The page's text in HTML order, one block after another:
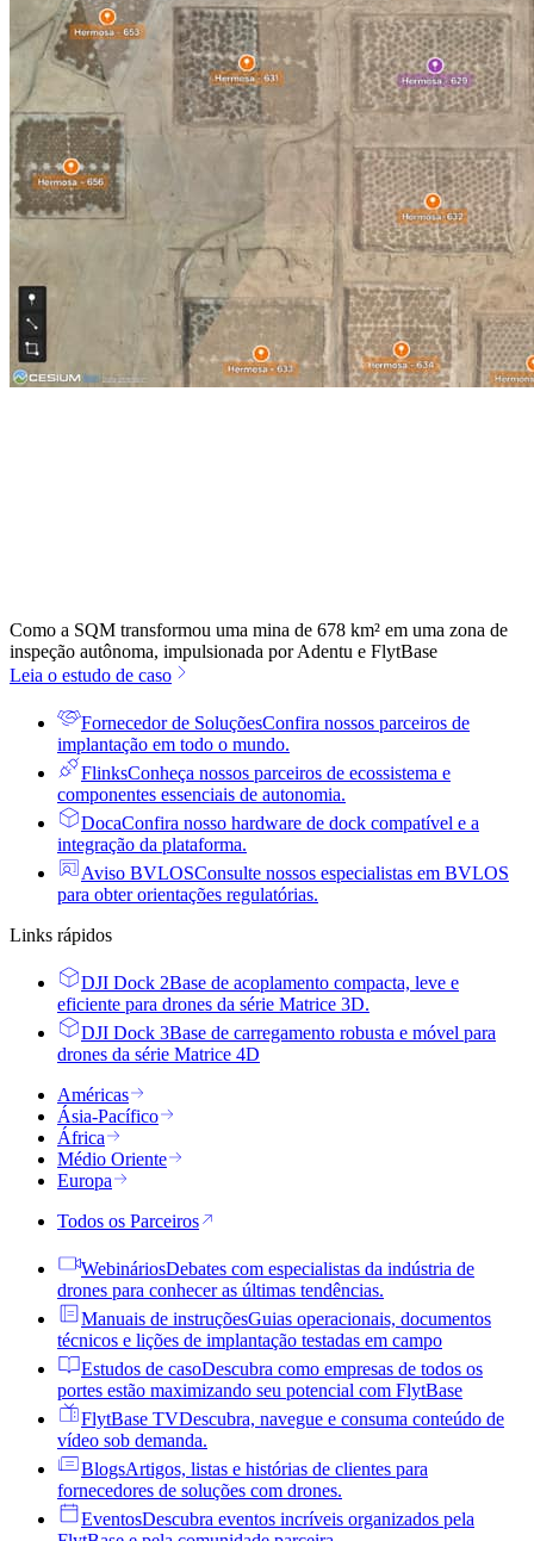
Como a SQM transformou uma mina de 678 km² em uma zona de
inspeção autônoma, impulsionada por Adentu e FlytBase
Leia o estudo de caso
Fornecedor de SoluçõesConfira nossos parceiros de
implantação em todo o mundo.
FlinksConheça nossos parceiros de ecossistema e
componentes essenciais de autonomia.
DocaConfira nosso hardware de dock compatível e a
integração da plataforma.
Aviso BVLOSConsulte nossos especialistas em BVLOS
para obter orientações regulatórias.
Links rápidos
DJI Dock 2Base de acoplamento compacta, leve e
eficiente para drones da série Matrice 3D.
DJI Dock 3Base de carregamento robusta e móvel para
drones da série Matrice 4D
Américas
Ásia-Pacífico
África
Médio Oriente
Europa
Todos os Parceiros
WebináriosDebates com especialistas da indústria de
drones para conhecer as últimas tendências.
Manuais de instruçõesGuias operacionais, documentos
técnicos e lições de implantação testadas em campo
Estudos de casoDescubra como empresas de todos os
portes estão maximizando seu potencial com FlytBase
FlytBase TVDescubra, navegue e consuma conteúdo de
vídeo sob demanda.
BlogsArtigos, listas e histórias de clientes para
fornecedores de soluções com drones.
EventosDescubra eventos incríveis organizados pela